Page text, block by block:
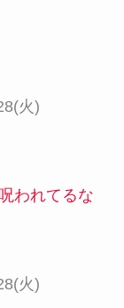
火)
われてるな
火)